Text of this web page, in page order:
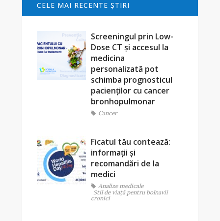
CELE MAI RECENTE ŞTIRI
Screeningul prin Low-
Dose CT și accesul la
medicina
personalizată pot
schimba prognosticul
pacienților cu cancer
bronhopulmonar
Cancer
Ficatul tău contează:
informații și
recomandări de la
medici
Analize medicale
Stil de viaţă pentru bolnavii
cronici